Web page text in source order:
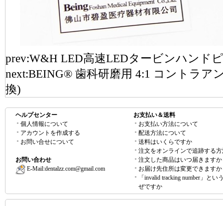
prev:W&H LED高速LEDタービンハンド
next:BEING® 歯科研磨用 4:1 コントラア
換)
ヘルプセンター
個人情報について
アカウントを作成する
お問い合せについて
お問い合わせ
E-Mail:dentalzz.com@gmail.com
お支払い＆送料
お支払い方法について
配送方法について
送料はいくらですか
注文をオンラインで追跡する
注文した商品はいつ届きますか
お届け先住所は変更できますか
「invalid tracking number」とい
ぜですか